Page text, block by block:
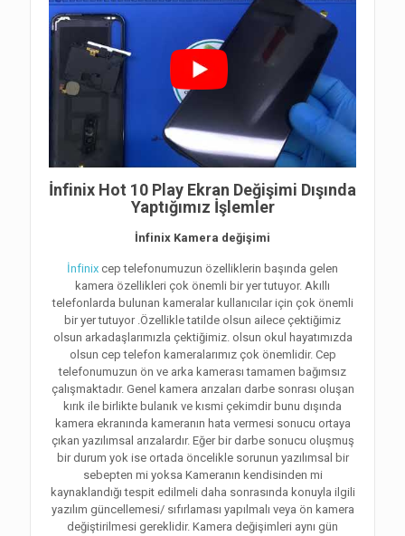
İnfinix Hot 10 Play Ekran Değişimi Dışında
Yaptığımız İşlemler
İnfinix Kamera değişimi
İnfinix cep telefonumuzun özelliklerin başında gelen
kamera özellikleri çok önemli bir yer tutuyor. Akıllı
telefonlarda bulunan kameralar kullanıcılar için çok önemli
bir yer tutuyor .Özellikle tatilde olsun ailece çektiğimiz
olsun arkadaşlarımızla çektiğimiz. olsun okul hayatımızda
olsun cep telefon kameralarımız çok önemlidir. Cep
telefonumuzun ön ve arka kamerası tamamen bağımsız
çalışmaktadır. Genel kamera arızaları darbe sonrası oluşan
kırık ile birlikte bulanık ve kısmi çekimdir bunu dışında
kamera ekranında kameranın hata vermesi sonucu ortaya
çıkan yazılımsal arızalardır. Eğer bir darbe sonucu oluşmuş
bir durum yok ise ortada öncelikle sorunun yazılımsal bir
sebepten mi yoksa Kameranın kendisinden mi
kaynaklandığı tespit edilmeli daha sonrasında konuyla ilgili
yazılım güncellemesi/ sıfırlaması yapılmalı veya ön kamera
değiştirilmesi gereklidir. Kamera değişimleri aynı gün